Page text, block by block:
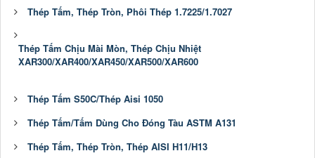
Thép Tấm, Thép Tròn, Phôi Thép 1.7225/1.7027
Thép Tấm Chịu Mài Mòn, Thép Chịu Nhiệt
XAR300/XAR400/XAR450/XAR500/XAR600
Thép Tấm S50C/Thép Aisi 1050
Thép Tấm/Tấm Dùng Cho Đóng Tàu ASTM A131
Thép Tấm, Thép Tròn, Thép AISI H11/H13